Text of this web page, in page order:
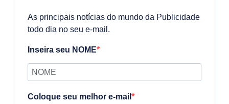
As principais notícias do mundo da Publicidade
todo dia no seu e-mail.
Inseira seu NOME
Coloque seu melhor e-mail